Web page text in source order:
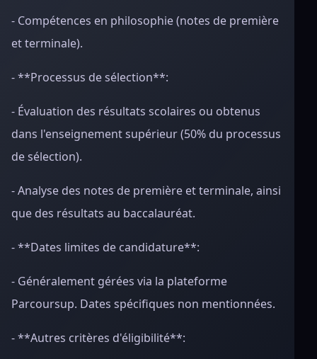
- Compétences en philosophie (notes de première
et terminale).
- **Processus de sélection**:
- Évaluation des résultats scolaires ou obtenus
dans l'enseignement supérieur (50% du processus
de sélection).
- Analyse des notes de première et terminale, ainsi
que des résultats au baccalauréat.
- **Dates limites de candidature**:
- Généralement gérées via la plateforme
Parcoursup. Dates spécifiques non mentionnées.
- **Autres critères d'éligibilité**: